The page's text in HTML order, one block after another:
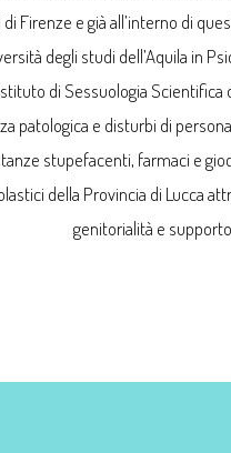
Firenze e già all’interno di
degli studi dell’Aquila in
di Sessuologia
e disturbi di
stupefacenti, farmaci e
della Provincia di Lucca
genitorialità e